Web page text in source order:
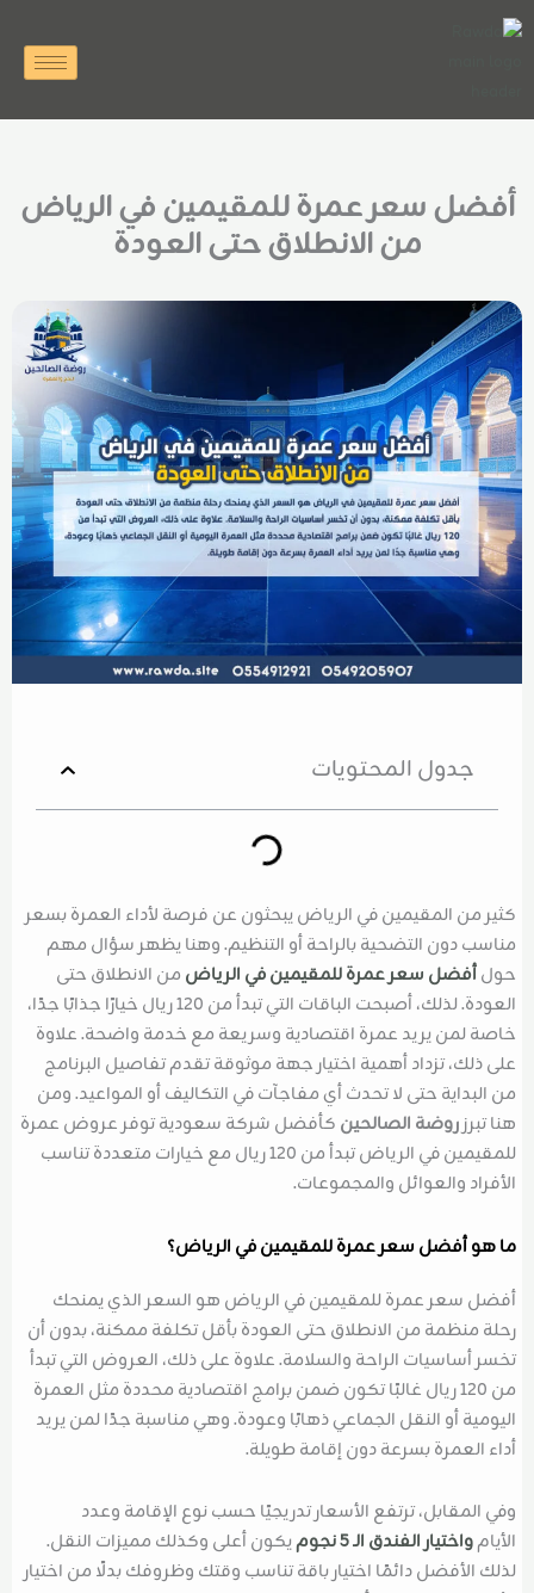
تخطي
إلى
أفضل سعر عمرة للمقيمين في الرياض
من الانطلاق حتى العودة
جدول المحتويات
كثير من المقيمين في الرياض يبحثون عن فرصة لأداء العمرة بسعر
مناسب دون التضحية بالراحة أو التنظيم. وهنا يظهر سؤال مهم
حولأفضل سعر عمرة للمقيمين في الرياض من الانطلاق حتى
العودة. لذلك، أصبحت الباقات التي تبدأ من 120 ريال خيارًا جذابًا جدًا،
خاصة لمن يريد عمرة اقتصادية وسريعة مع خدمة واضحة. علاوة
على ذلك، تزداد أهمية اختيار جهة موثوقة تقدم تفاصيل البرنامج
من البداية حتى لا تحدث أي مفاجآت في التكاليف أو المواعيد. ومن
هنا تبرزروضة الصالحين كأفضل شركة سعودية توفر عروض عمرة
للمقيمين في الرياض تبدأ من 120 ريال مع خيارات متعددة تناسب
الأفراد والعوائل والمجموعات.
ما هوأفضل سعر عمرة للمقيمين في الرياض؟
أفضل سعر عمرة للمقيمين في الرياض هو السعر الذي يمنحك
رحلة منظمة من الانطلاق حتى العودة بأقل تكلفة ممكنة، بدون أن
تخسر أساسيات الراحة والسلامة. علاوة على ذلك، العروض التي تبدأ
من 120 ريال غالبًا تكون ضمن برامج اقتصادية محددة مثل العمرة
اليومية أو النقل الجماعي ذهابًا وعودة. وهي مناسبة جدًا لمن يريد
أداء العمرة بسرعة دون إقامة طويلة.
وفي المقابل، ترتفع الأسعار تدريجيًا حسب نوع الإقامة وعدد
الأيامواختيار الفندق الـ 5 نجوم
يكون أعلى وكذلك مميزات النقل.
لذلك الأفضل دائمًا اختيار باقة تناسب وقتك وظروفك بدلًا من اختيار